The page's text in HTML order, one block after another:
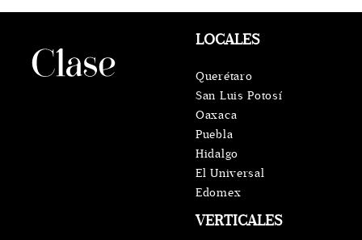
VERTICALES
LOCALES
Querétaro
San Luis Potosí
Oaxaca
Puebla
Hidalgo
El Universal
Edomex